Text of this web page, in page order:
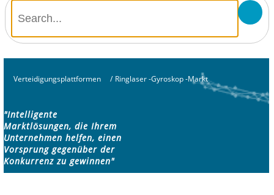
Verteidigungsplattformen / Ringlaser -Gyroskop -Markt
"Intelligente
Marktlösungen, die Ihrem
Unternehmen helfen, einen
Vorsprung gegenüber der
Konkurrenz zu gewinnen"